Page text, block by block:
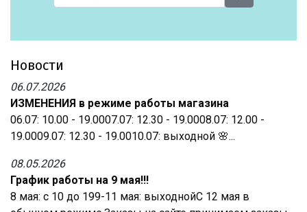
Новости
06.07.2026
ИЗМЕНЕНИЯ в режиме работы магазина
06.07: 10.00 - 19.0007.07: 12.30 - 19.0008.07: 12.00 -
19.0009.07: 12.30 - 19.0010.07: выходной 🌸...
08.05.2026
График работы на 9 мая!!!
8 мая: с 10 до 199-11 мая: выходнойС 12 мая в